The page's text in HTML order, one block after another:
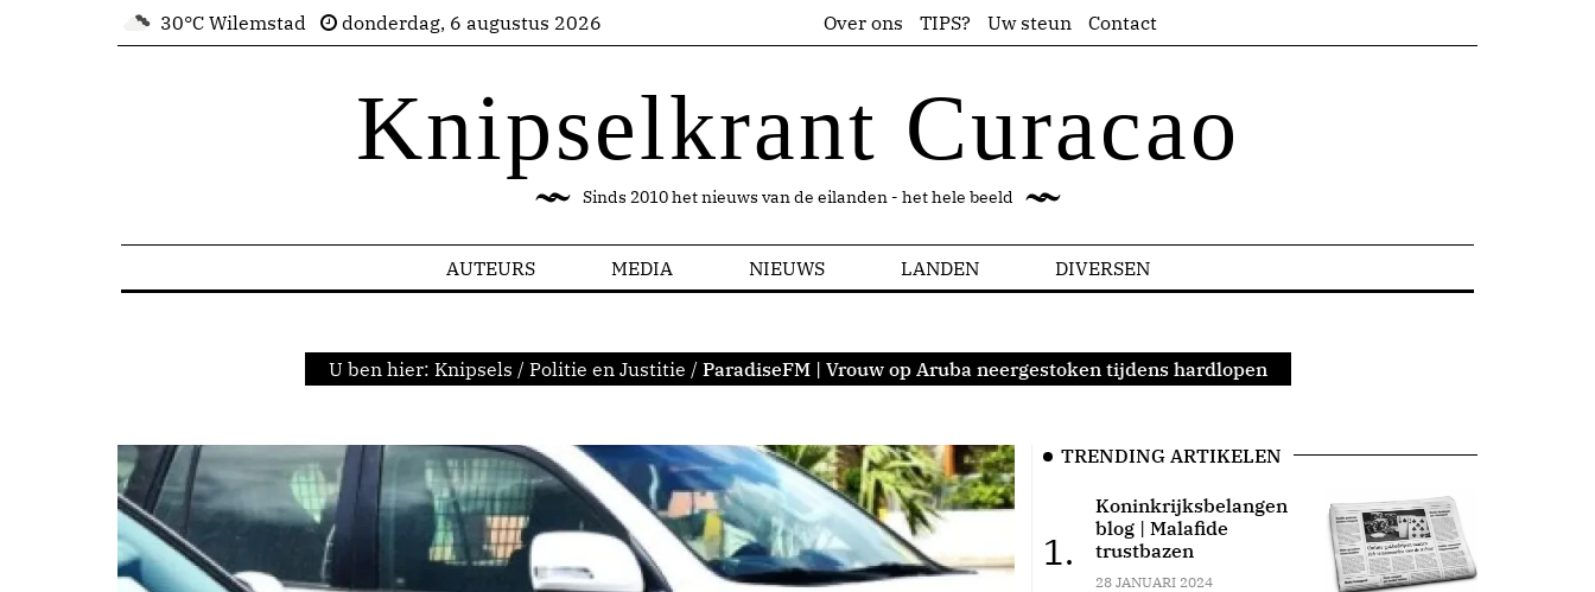
30°C Wilemstad donderdag, 6 augustus 2026 Over ons TIPS? Uw steun Contact
Knipselkrant Curacao
Sinds 2010 het nieuws van de eilanden - het hele beeld
AUTEURS MEDIA NIEUWS LANDEN DIVERSEN
U ben hier: Knipsels / Politie en Justitie / ParadiseFM | Vrouw op Aruba neergestoken tijdens hardlopen
TRENDING ARTIKELEN
1.
Koninkrijksbelangen
blog | Malafide
trustbazen
28 JANUARI 2024